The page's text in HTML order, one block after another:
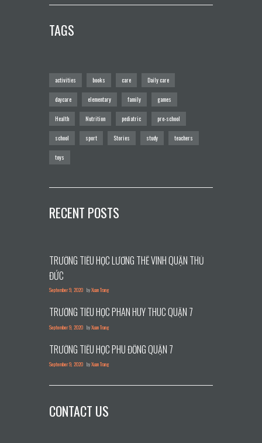
TAGS
activities books care Daily care
daycare elementary family games
Health Nutrition pediatric pre-school
school sport Stories study teachers
toys
RECENT POSTS
TRƯỜNG TIỂU HỌC LƯƠNG THẾ VINH QUẬN THỦ
ĐỨC
September 9, 2020 byXuan Trang
TRƯỜNG TIỂU HỌC PHAN HUY THÚC QUẬN 7
September 9, 2020 byXuan Trang
TRƯỜNG TIỂU HỌC PHÙ ĐỔNG QUẬN 7
September 9, 2020 byXuan Trang
CONTACT US